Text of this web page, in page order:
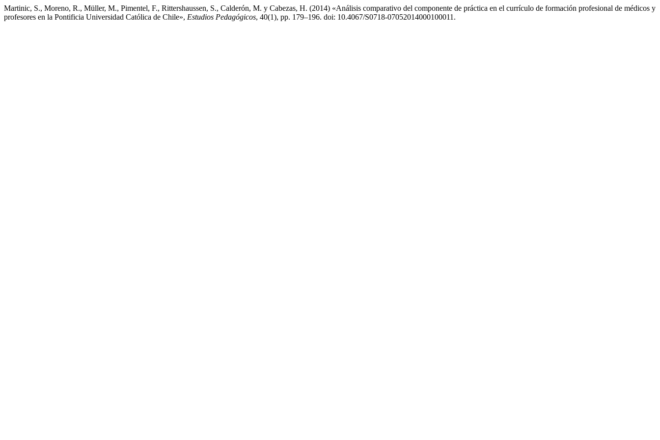
Martinic, S., Moreno, R., Müller, M., Pimentel, F., Rittershaussen, S., Calderón, M. y Cabezas, H. (2014) «Análisis comparativo del componente de práctica en el currículo de formación profesional de médicos y
profesores en la Pontificia Universidad Católica de Chile», Estudios Pedagógicos, 40(1), pp. 179–196. doi: 10.4067/S0718-07052014000100011.